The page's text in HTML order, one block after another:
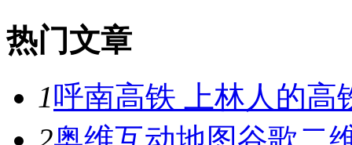
热门文章
1呼南高铁 上林人的高